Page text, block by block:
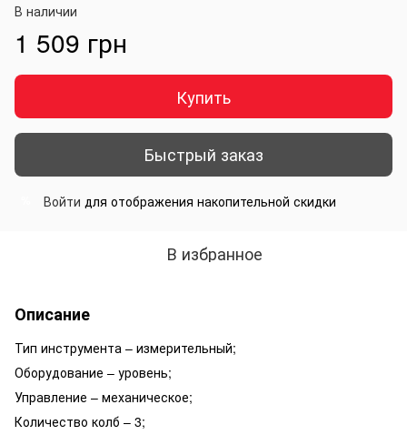
В наличии
1 509 грн
Купить
Быстрый заказ
Войти для отображения накопительной скидки
В избранное
Описание
Тип инструмента – измерительный;
Оборудование – уровень;
Управление – механическое;
Количество колб – 3;